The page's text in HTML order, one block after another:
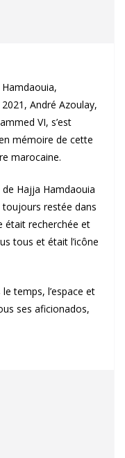
André Azoulay,
VI, s’est
mémoire de cette
marocaine.
de Hajja Hamdaouia
toujours restée dans
était recherchée et
tous et était l’icône
temps, l’espace et
ses aficionados,